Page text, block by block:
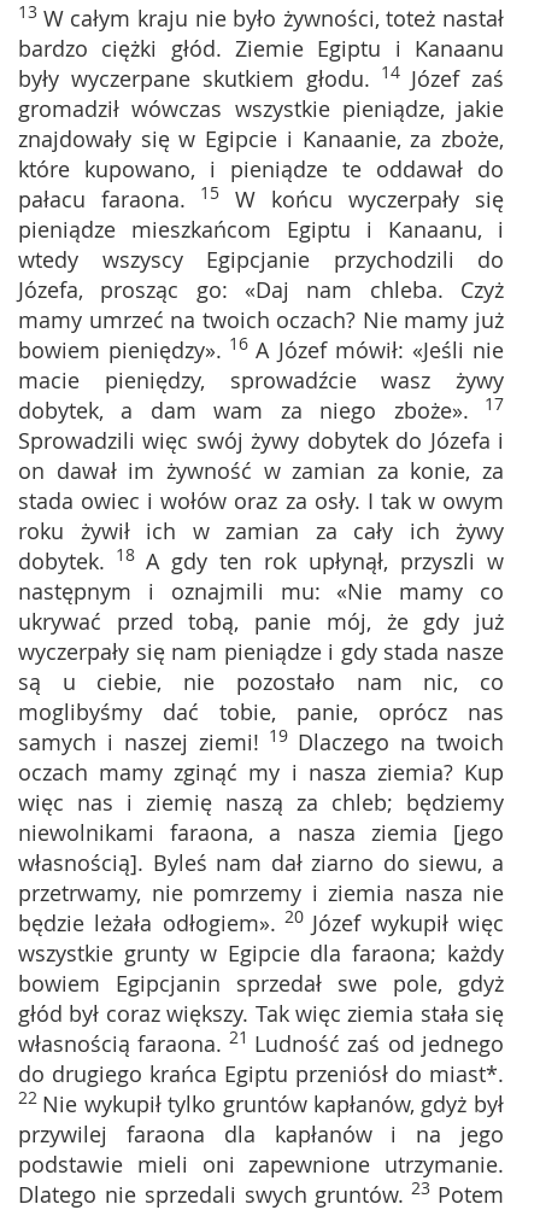
13 W całym kraju nie było żywności, toteż nastał
bardzo ciężki głód. Ziemie Egiptu i Kanaanu
były wyczerpane skutkiem głodu. 14 Józef zaś
gromadził wówczas wszystkie pieniądze, jakie
znajdowały się w Egipcie i Kanaanie, za zboże,
które kupowano, i pieniądze te oddawał do
pałacu faraona. 15 W końcu wyczerpały się
pieniądze mieszkańcom Egiptu i Kanaanu, i
wtedy wszyscy Egipcjanie przychodzili do
Józefa, prosząc go: «Daj nam chleba. Czyż
mamy umrzeć na twoich oczach? Nie mamy już
bowiem pieniędzy». 16 A Józef mówił: «Jeśli nie
macie pieniędzy, sprowadźcie wasz żywy
dobytek, a dam wam za niego zboże». 17
Sprowadzili więc swój żywy dobytek do Józefa i
on dawał im żywność w zamian za konie, za
stada owiec i wołów oraz za osły. I tak w owym
roku żywił ich w zamian za cały ich żywy
dobytek. 18 A gdy ten rok upłynął, przyszli w
następnym i oznajmili mu: «Nie mamy co
ukrywać przed tobą, panie mój, że gdy już
wyczerpały się nam pieniądze i gdy stada nasze
są u ciebie, nie pozostało nam nic, co
moglibyśmy dać tobie, panie, oprócz nas
samych i naszej ziemi! 19 Dlaczego na twoich
oczach mamy zginąć my i nasza ziemia? Kup
więc nas i ziemię naszą za chleb; będziemy
niewolnikami faraona, a nasza ziemia [jego
własnością]. Byleś nam dał ziarno do siewu, a
przetrwamy, nie pomrzemy i ziemia nasza nie
będzie leżała odłogiem». 20 Józef wykupił więc
wszystkie grunty w Egipcie dla faraona; każdy
bowiem Egipcjanin sprzedał swe pole, gdyż
głód był coraz większy. Tak więc ziemia stała się
własnością faraona. 21 Ludność zaś od jednego
do drugiego krańca Egiptu przeniósł do miast*.
22 Nie wykupił tylko gruntów kapłanów, gdyż był
przywilej faraona dla kapłanów i na jego
podstawie mieli oni zapewnione utrzymanie.
Dlatego nie sprzedali swych gruntów. 23 Potem